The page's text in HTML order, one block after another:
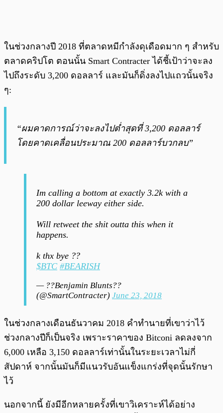
ในช่วงกลางปี 2018 ที่ตลาดหมีกำลังดุเดือดมาก ๆ สำหรับ
ตลาดคริปโต ตอนนั้น Smart Contracter ได้ชี้เป้าว่าจะลง
ไปถึงระดับ 3,200 ดอลลาร์ และมันก็ดิ่งลงไปแถวนั้นจริง
ๆ:
“ผมคาดการณ์ว่าจะลงไปต่ำสุดที่ 3,200 ดอลลาร์
โดยคาดเคลื่อนประมาณ 200 ดอลลาร์บวกลบ”
Im calling a bottom at exactly 3.2k with a
200 dollar leeway either side.
Will retweet the shit outta this when it
happens.
k thx bye ??
$BTC #BEARISH
— ??Benjamin Blunts??
(@SmartContracter) June 23, 2018
ในช่วงกลางเดือนธันวาคม 2018 คำทำนายที่เขาว่าไว้
ช่วงกลางปีก็เป็นจริง เพราะราคาของ Bitconi ลดลงจาก
6,000 เหลือ 3,150 ดอลลาร์เท่านั้นในระยะเวลาไม่กี่
สัปดาห์ จากนั้นมันก็มีแนวรับอันแข็งแกร่งที่จุดนั้นรักษา
ไว้
นอกจากนี้ ยังมีอีกหลายครั้งที่เขาวิเคราะห์ได้อย่าง